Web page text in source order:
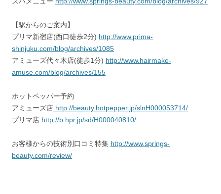
【駅からのご案内】
プリマ新宿店(西口徒歩2分) http://www.prima-
shinjuku.com/blog/archives/1085
アミューズ代々木店(徒歩1分) http://www.hairmake-
amuse.com/blog/archives/155
ホットペッパー予約
アミューズ店 http://beauty.hotpepper.jp/slnH000053714/
プリマ店 http://b.hpr.jp/sd/H000040810/
お客様からの技術別口コミ特集 http://www.springs-
beauty.com/review/